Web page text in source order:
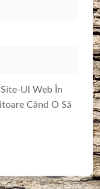
Ul Web În
Când O Să